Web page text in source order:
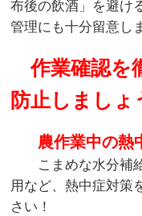
布後の飲酒」を避け
管理にも十分留意し
作業確認を
防止しましょ
農作業中の熱
こまめな水分補給
用など、熱中症対策
さい！